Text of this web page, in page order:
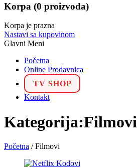
Korpa (0 proizvoda)
Korpa je prazna
Nastavi sa kupovinom
Glavni Meni
Početna
Online Prodavnica
TV SHOP
Kontakt
Kategorija:Filmovi
Početna / Filmovi